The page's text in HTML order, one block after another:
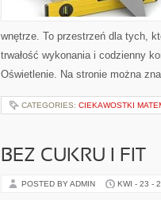
wnętrze. To przestrzeń dla tych,
trwałość wykonania i codzienny
Oświetlenie. Na stronie można
CATEGORIES: CIEKAWOSTKI
BEZ CUKRU I FIT
POSTED BY ADMIN KWI - 23 -